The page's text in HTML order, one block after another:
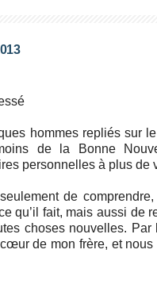
hommes repliés sur
de la Bonne
personnelles à plus de
de
qu’il fait, mais aussi de
choses nouvelles.
de mon frère, et